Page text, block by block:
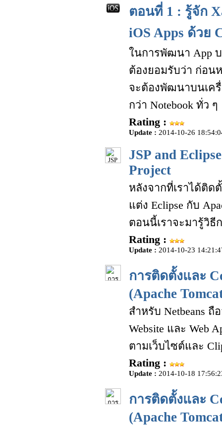
ตอนที่ 1 : รู้จัก
iOS Apps ด้วย
ในการพัฒนา App บ
ต้องยอมรับว่า ก่อน
จะต้องพัฒนาบนเครื่
กว่า Notebook ทั่ว ๆ
Rating :
Update : 2014-10-26
JSP and
Project
หลังจากที่เราได้ติด
แต่ง Eclipse กับ
ตอนนี้เราจะมารู้วิธี
Rating :
Update : 2014-10-23
การติดตั้งและ
(Apache
สำหรับ Netbeans
Website และ Web
ตามเว็บไซต์และ
Rating :
Update : 2014-10-18
การติดตั้งและ
(Apache